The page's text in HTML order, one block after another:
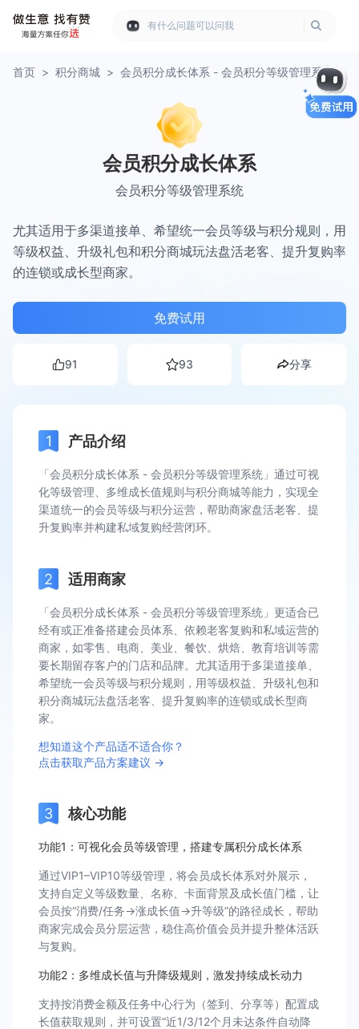
有什么问题可以问我
首页 > 积分商城 > 会员积分成长体系 - 会员积分等级管理系统
会员积分成长体系
会员积分等级管理系统
尤其适用于多渠道接单、希望统一会员等级与积分规则，用
等级权益、升级礼包和积分商城玩法盘活老客、提升复购率
的连锁或成长型商家。
免费试用
91 93 分享
产品介绍
「会员积分成长体系 - 会员积分等级管理系统」通过可视
化等级管理、多维成长值规则与积分商城等能力，实现全
渠道统一的会员等级与积分运营，帮助商家盘活老客、提
升复购率并构建私域复购经营闭环。
适用商家
「会员积分成长体系 - 会员积分等级管理系统」更适合已
经有或正准备搭建会员体系、依赖老客复购和私域运营的
商家，如零售、电商、美业、餐饮、烘焙、教育培训等需
要长期留存客户的门店和品牌。尤其适用于多渠道接单、
希望统一会员等级与积分规则，用等级权益、升级礼包和
积分商城玩法盘活老客、提升复购率的连锁或成长型商
家。
想知道这个产品适不适合你？
点击获取产品方案建议 →
核心功能
功能1：可视化会员等级管理，搭建专属积分成长体系
通过VIP1–VIP10等级管理，将会员成长体系对外展示，
支持自定义等级数量、名称、卡面背景及成长值门槛，让
会员按“消费/任务→涨成长值→升等级”的路径成长，帮助
商家完成会员分层运营，稳住高价值会员并提升整体活跃
与复购。
功能2：多维成长值与升降级规则，激发持续成长动力
支持按消费金额及任务中心行为（签到、分享等）配置成
长值获取规则，并可设置“近1/3/12个月未达条件自动降